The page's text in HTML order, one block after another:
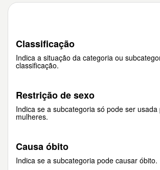
Classificação
Indica a situação da categoria ou
classificação.
Restrição de sexo
Indica se a subcategoria só pode ser
mulheres.
Causa óbito
Indica se a subcategoria pode causar óbito.